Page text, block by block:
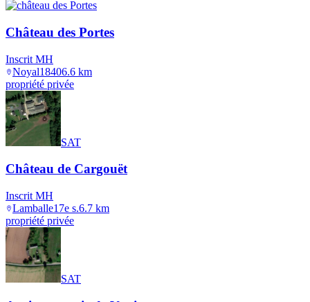
Château des Portes
Inscrit MH
Noyal18406.6 km
propriété privée
SAT
Château de Cargouët
Inscrit MH
Lamballe17e s.6.7 km
propriété privée
SAT